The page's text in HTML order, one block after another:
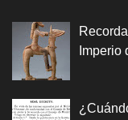
Imperio